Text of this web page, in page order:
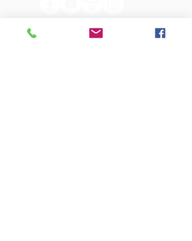
OUR SPONSORS